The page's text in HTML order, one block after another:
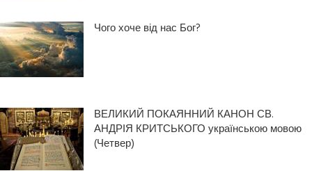
Чого хоче від нас Бог?
ВЕЛИКИЙ ПОКАЯННИЙ КАНОН СВ.
АНДРІЯ КРИТСЬКОГО українською мовою
(Четвер)